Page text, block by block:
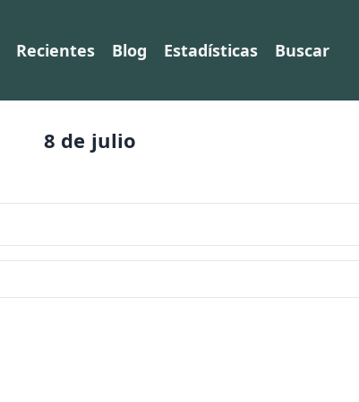
Recientes Blog Estadísticas Buscar
8 de julio